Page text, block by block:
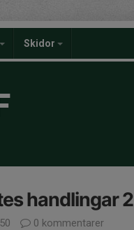
Skidor
handlingar
0 kommentarer